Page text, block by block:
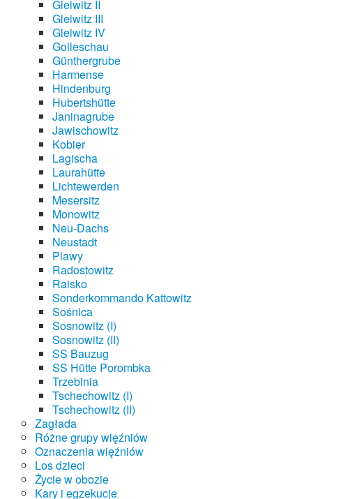
Gleiwitz II
Gleiwitz III
Gleiwitz IV
Golleschau
Günthergrube
Harmense
Hindenburg
Hubertshütte
Janinagrube
Jawischowitz
Kobier
Lagischa
Laurahütte
Lichtewerden
Mesersitz
Monowitz
Neu-Dachs
Neustadt
Plawy
Radostowitz
Raisko
Sonderkommando Kattowitz
Sośnica
Sosnowitz (I)
Sosnowitz (II)
SS Bauzug
SS Hütte Porombka
Trzebinia
Tschechowitz (I)
Tschechowitz (II)
Zagłada
Różne grupy więźniów
Oznaczenia więźniów
Los dzieci
Życie w obozie
Kary i egzekucje